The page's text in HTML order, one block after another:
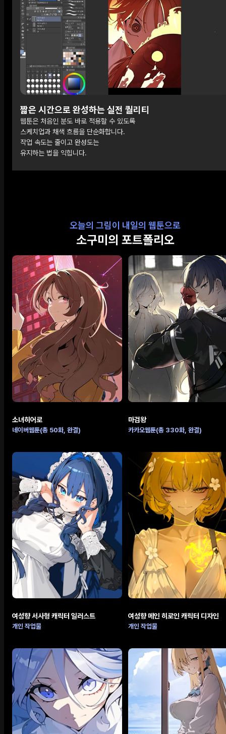
짧은 시간으로 완성하는 실전 퀄리티
웹툰은 처음인 분도 바로 적용할 수 있도록
스케치업과 채색 흐름을 단순화합니다.
작업 속도는 줄이고 완성도는
유지하는 법을 익힙니다.
오늘의 그림이 내일의 웹툰으로
소구미의 포트폴리오
소녀히어로
네이버웹툰(총 50화, 완결)
마검왕
카카오웹툰(총 330화, 완결)
여성향 서사형 캐릭터 일러스트
개인 작업물
여성향 메인 히로인 캐릭터 디자인
개인 작업물